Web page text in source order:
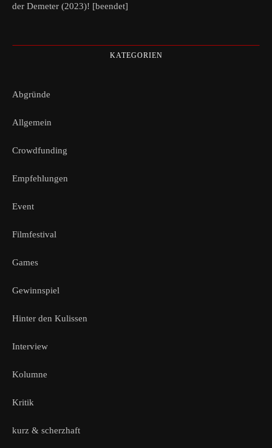
der Demeter (2023)! [beendet]
KATEGORIEN
Abgründe
Allgemein
Crowdfunding
Empfehlungen
Event
Filmfestival
Games
Gewinnspiel
Hinter den Kulissen
Interview
Kolumne
Kritik
kurz & scherzhaft